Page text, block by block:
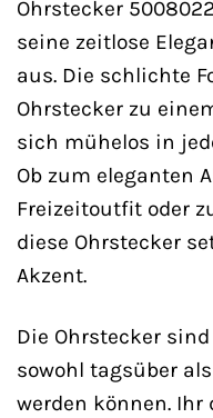
Ohrstecker
seine zeitlose
aus. Die schlichte
Ohrstecker zu
sich mühelos in
Ob zum eleganten
Freizeitoutfit oder
diese Ohrstecker
Akzent.
Die Ohrstecker
sowohl tagsüber
werden können. Ihr